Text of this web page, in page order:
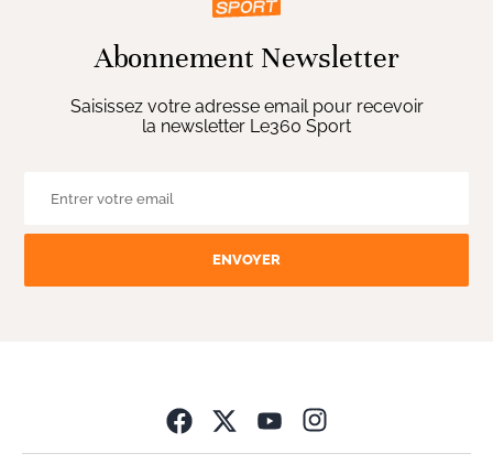
Abonnement Newsletter
Saisissez votre adresse email pour recevoir
la newsletter Le360 Sport
ENVOYER